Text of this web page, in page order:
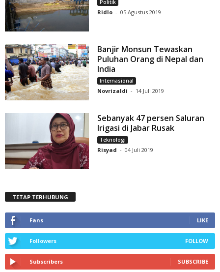
Politik
Ridlo - 05 Agustus 2019
Banjir Monsun Tewaskan
Puluhan Orang di Nepal dan
India
Internasional
Novrizaldi - 14 Juli 2019
Sebanyak 47 persen Saluran
Irigasi di Jabar Rusak
Teknologi
Risyad - 04 Juli 2019
TETAP TERHUBUNG
Fans LIKE
Followers FOLLOW
Subscribers SUBSCRIBE